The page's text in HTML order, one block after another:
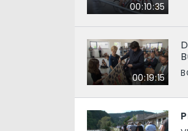
00:10:35
00:19:15